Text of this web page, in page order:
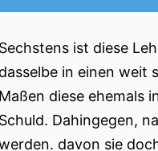
Sechstens ist diese
dasselbe in einen weit
Maßen diese ehemals
Schuld. Dahingegen,
davon sie